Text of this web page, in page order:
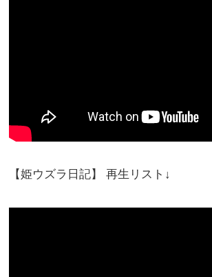
【姫ウズラ日記】 再生リスト↓